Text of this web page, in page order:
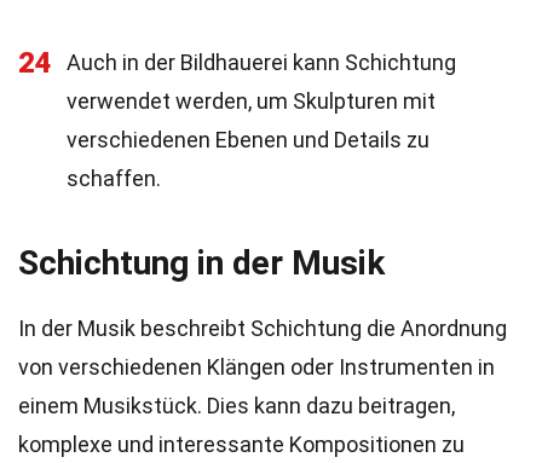
24
Auch in der Bildhauerei kann Schichtung
verwendet werden, um Skulpturen mit
verschiedenen Ebenen und Details zu
schaffen.
Schichtung in der Musik
In der Musik beschreibt Schichtung die Anordnung
von verschiedenen Klängen oder Instrumenten in
einem Musikstück. Dies kann dazu beitragen,
komplexe und interessante Kompositionen zu